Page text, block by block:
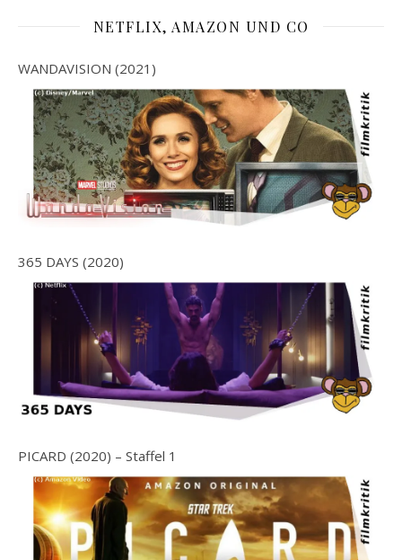
NETFLIX, AMAZON UND CO
WANDAVISION (2021)
365 DAYS (2020)
PICARD (2020) – Staffel 1